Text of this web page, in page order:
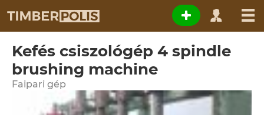
Kefés csiszológép 4 spindle
brushing machine
Faipari gép